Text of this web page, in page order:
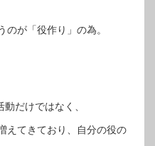
が「役作り」の為。
だけではなく、
えてきており、自分の役の